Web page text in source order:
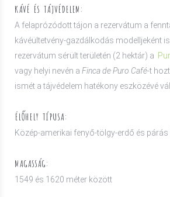
KÁVÉ ÉS TÁJVÉDELEM:
A felaprózódott tájon a rezervátum a
kávéültetvény-gazdálkodás modelljeként
rezervátum sérült területén (2 hektár) a
vagy helyi nevén a Finca de Puro Café-t
ismét a tájvédelem hatékony eszközévé
ÉLŐHELY TÍPUSA:
Közép-amerikai fenyő-tölgy-erdő és párás
MAGASSÁG:
1549 és 1620 méter között